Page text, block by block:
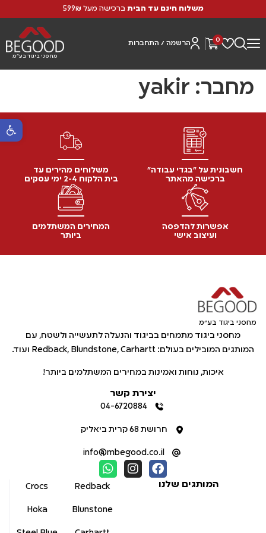
פתח
משלוח חינם עד הבית ברכישה מעל 599₪
0 הרשמה / התחברות
מחסני ביגוד בע"מ
מחבר: yakir
חשבונית על "בגדי עבודה"
ברכישה מהאתר
משלוחים מהירים עד
בית הלקוח 2-4 ימי עסקים
אפשרות להדפסה
ועיצוב אישי
המחירים המשתלמים
ביותר
מחסני ביגוד בע"מ
מחסני ביגוד מתמחים בביגוד והנעלה לתעשייה ולשטח, עם
המותגים המובילים בעולם: Redback, Blundstone, Carhartt ועוד.
איכות, נוחות ואמינות במחירים המשתלמים ביותר!
המותגים שלנו Redback
Blunstone
Crocs
Hoka
יצירת קשר
04-6720884
חרושת 68 קרית ביאליק
info@mbegood.co.il